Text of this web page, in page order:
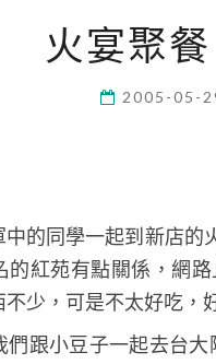
火宴聚
2005-05-
中的同學一起到新店的
的紅苑有點關係，網
少，可是不太好吃，
們跟小豆子一起去台大